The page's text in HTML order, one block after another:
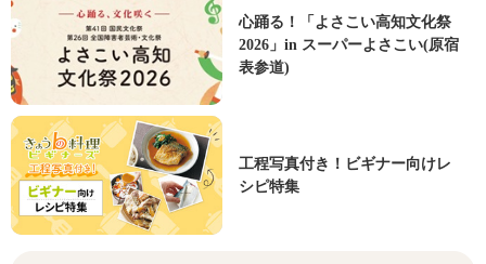
心踊る！「よさこい高知文化祭
2026」in スーパーよさこい(原宿
表参道)
工程写真付き！ビギナー向けレ
シピ特集